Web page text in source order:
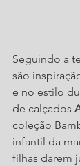
Seguindo a
são
e no estilo
de calçados
coleção
infantil da
filhas darem